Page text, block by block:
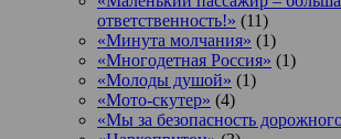
ответственность!» (11)
«Минута молчания» (1)
«Многодетная Россия» (1)
«Молоды душой» (1)
«Мото-скутер» (4)
«Мы за безопасность